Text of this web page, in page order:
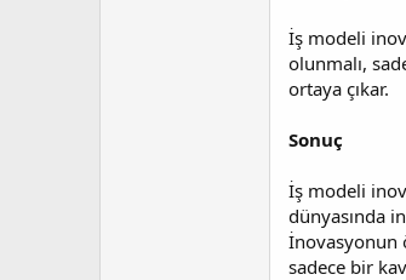
İş modeli
olunmalı,
ortaya çıkar.
Sonuç
İş modeli
dünyasında
İnovasyonun
sadece bir